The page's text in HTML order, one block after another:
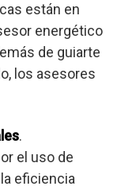
están en
energético
de guiarte
los asesores
.
el uso de
eficiencia